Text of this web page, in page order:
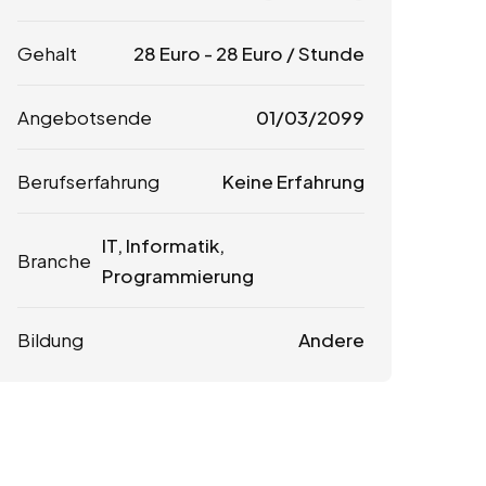
Gehalt 28 Euro - 28 Euro / Stunde
Angebotsende 01/03/2099
Berufserfahrung Keine Erfahrung
Branche
IT, Informatik,
Programmierung
Bildung Andere